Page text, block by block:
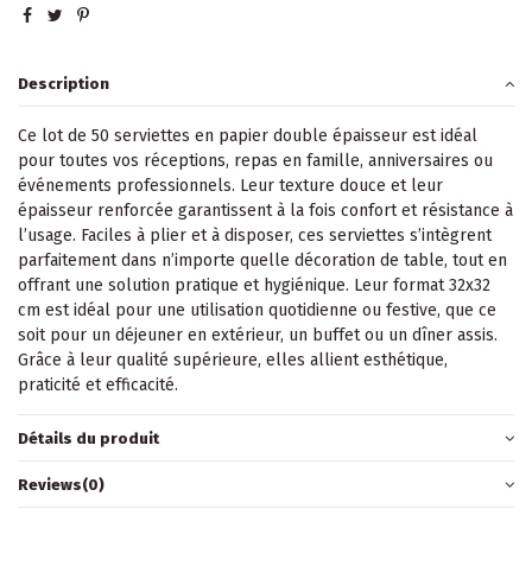
Description
Ce lot de 50 serviettes en papier double épaisseur est idéal
pour toutes vos réceptions, repas en famille, anniversaires ou
événements professionnels. Leur texture douce et leur
épaisseur renforcée garantissent à la fois confort et résistance à
l’usage. Faciles à plier et à disposer, ces serviettes s’intègrent
parfaitement dans n’importe quelle décoration de table, tout en
offrant une solution pratique et hygiénique. Leur format 32x32
cm est idéal pour une utilisation quotidienne ou festive, que ce
soit pour un déjeuner en extérieur, un buffet ou un dîner assis.
Grâce à leur qualité supérieure, elles allient esthétique,
praticité et efficacité.
Détails du produit
Reviews(0)